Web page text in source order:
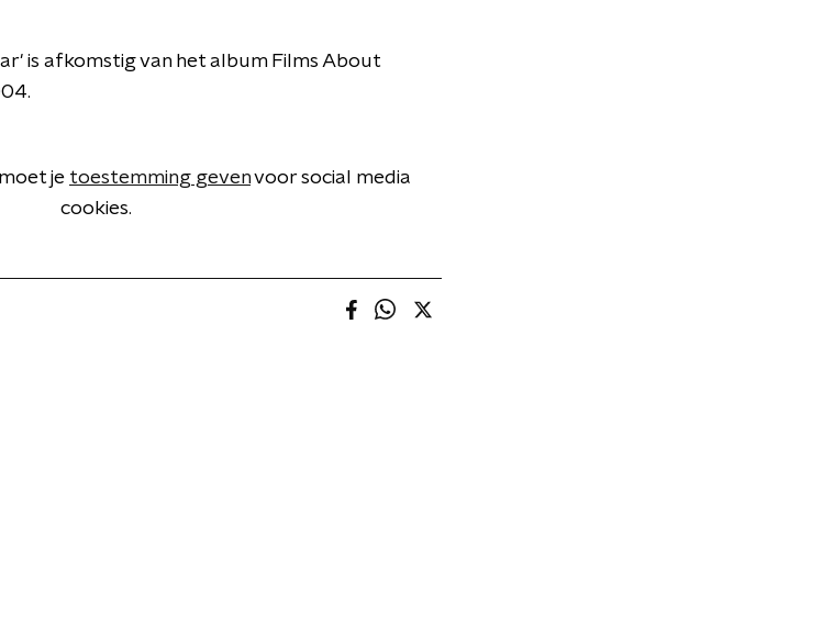
is afkomstig van het album Films About
je toestemming gevenvoor social media
cookies.